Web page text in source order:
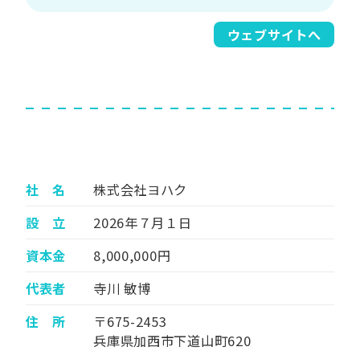
ウェブサイトへ
社 名
株式会社ヨハク
設 立
2026年７月１日
資本金
8,000,000円
代表者
寺川 敏博
住 所
〒675-2453
兵庫県加西市下道山町620